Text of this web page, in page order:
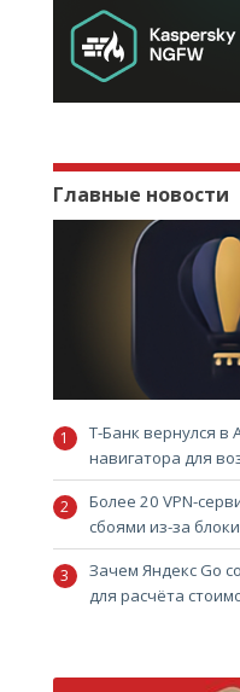
Главные новости
Т-Банк вернулся в
навигатора для
Более 20 VPN-
сбоями из-за
Зачем Яндекс Go
для расчёта